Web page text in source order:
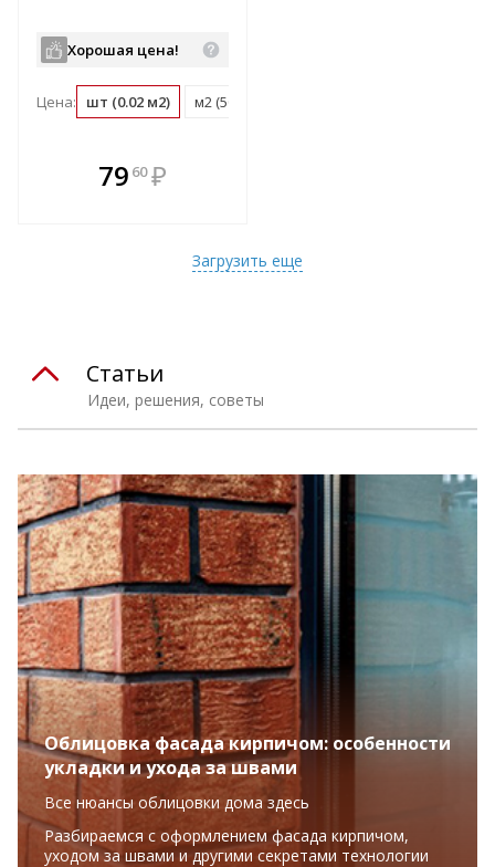
Хорошая цена!
Цена: шт (0.02 м2) м2 (50 шт)
79 60 ₽
Загрузить еще
Идеи, решения, советы
Статьи
Облицовка фасада кирпичом: особенности
укладки и ухода за швами
Все нюансы облицовки дома здесь
Разбираемся с оформлением фасада кирпичом,
уходом за швами и другими секретами технологии